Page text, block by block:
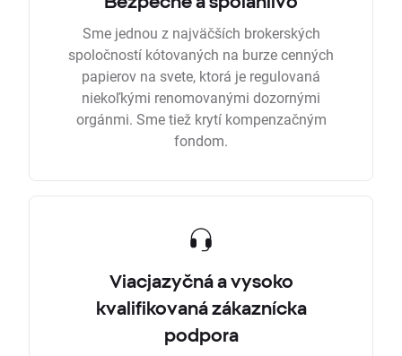
Sme jednou z najväčších brokerských
spoločností kótovaných na burze cenných
papierov na svete, ktorá je regulovaná
niekoľkými renomovanými dozornými
orgánmi. Sme tiež krytí kompenzačným
fondom.
Viacjazyčná a vysoko
kvalifikovaná zákaznícka
podpora